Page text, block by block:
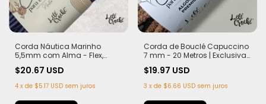
Corda Náutica Marinho
5,5mm com Alma - Flex,
$20.67 USD
4 x de $5.17 USD sem juros
Corda de Bouclé Capuccino
7 mm - 20 Metros | Exclusiva
Estruturada e com Efeito
Sofisticado
$19.97 USD
3 x de $6.66 USD sem juros